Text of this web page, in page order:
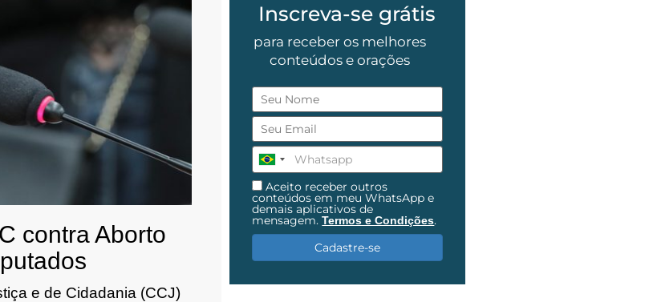
contra Aborto
e de Cidadania (CCJ)
Inscreva-se grátis
para receber os melhores
conteúdos e orações
Aceito receber outros
conteúdos em meu WhatsApp e
demais aplicativos de
mensagem.Termos e Condições.
Cadastre-se